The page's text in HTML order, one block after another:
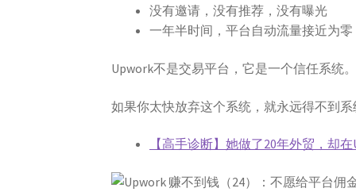
没有邀请，没有推荐，没有曝光
一年半时间，平台自动流量接近为零
Upwork不是交易平台，它是一个信任系统。
如果你太快放弃这个系统，就永远得不到系
【高手诊断】她做了20年外贸，却